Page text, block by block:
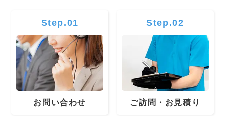
Step.01
お問い合わせ
Step.02
ご訪問・お見積り